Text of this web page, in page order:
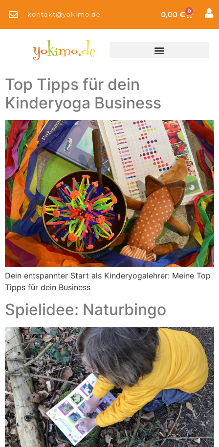
kontakt@yokimo.de 0,00 € 0
Top Tipps für dein
Kinderyoga Business
Dein entspannter Start als Kinderyogalehrer: Meine Top
Tipps für dein Business
Spielidee: Naturbingo